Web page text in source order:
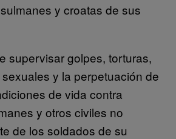
y croatas de sus
supervisar golpes, torturas,
y la perpetuación de
de vida contra
y otros civiles no
de los soldados de su